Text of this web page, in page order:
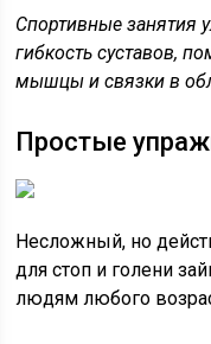
Спортивные занятия
гибкость суставов,
мышцы и связки в
Простые
Несложный, но
для стоп и голени
людям любого